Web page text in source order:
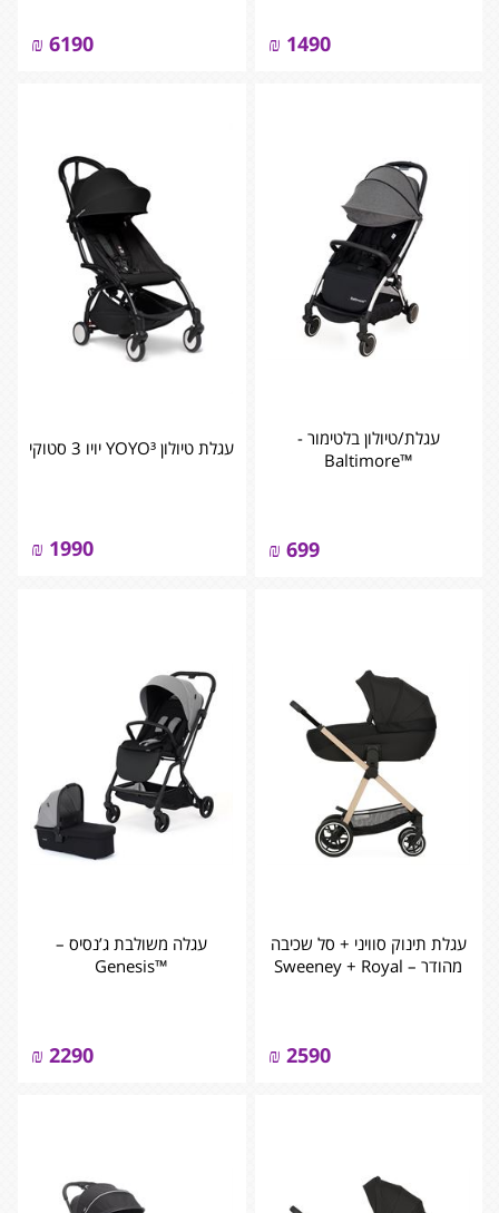
1490
₪
6190
₪
עגלת/טיולון בלטימור -
™Baltimore
699
₪
עגלת טיולון YOYO³ יויו 3 סטוקי
1990
₪
עגלת תינוק סוויני + סל שכיבה
מהודר – Sweeney + Royal
2590
₪
עגלה משולבת ג’נסיס –
™Genesis
2290
₪